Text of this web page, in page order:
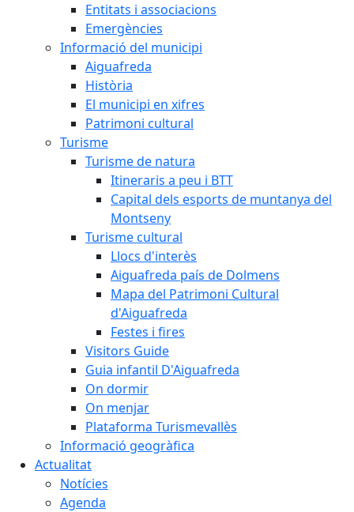
Entitats i associacions
Emergències
Informació del municipi
Aiguafreda
Història
El municipi en xifres
Patrimoni cultural
Turisme
Turisme de natura
Itineraris a peu i BTT
Capital dels esports de muntanya del
Montseny
Turisme cultural
Llocs d'interès
Aiguafreda país de Dolmens
Mapa del Patrimoni Cultural
d'Aiguafreda
Festes i fires
Visitors Guide
Guia infantil D'Aiguafreda
On dormir
On menjar
Plataforma Turismevallès
Informació geogràfica
Actualitat
Notícies
Agenda